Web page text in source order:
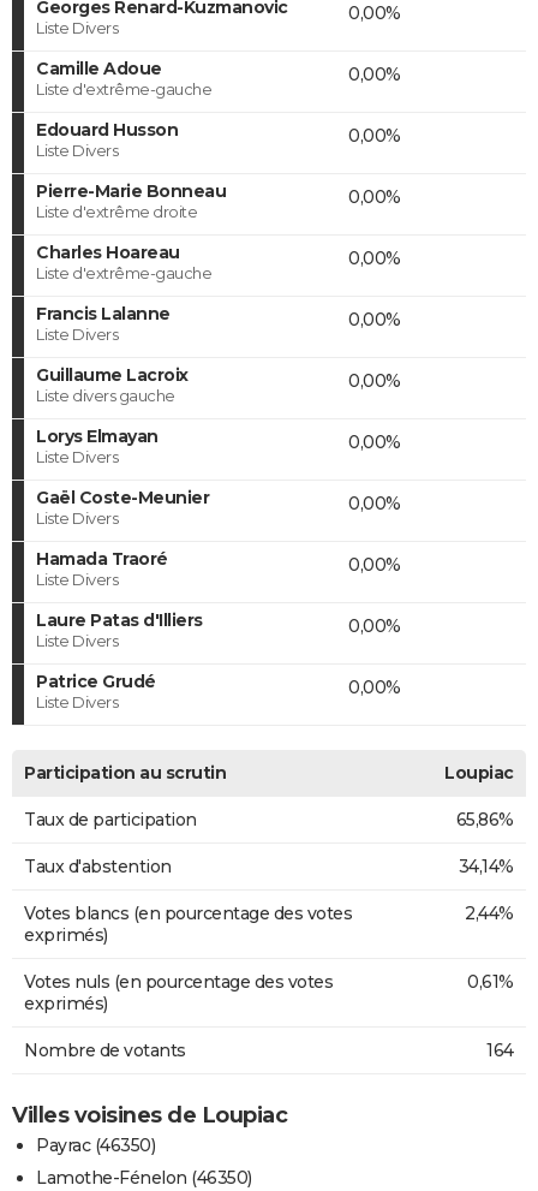
Georges Renard-Kuzmanovic
Liste Divers
0,00%
Camille Adoue
Liste d'extrême-gauche
0,00%
Edouard Husson
Liste Divers
0,00%
Pierre-Marie Bonneau
Liste d'extrême droite
0,00%
Charles Hoareau
Liste d'extrême-gauche
0,00%
Francis Lalanne
Liste Divers
0,00%
Guillaume Lacroix
Liste divers gauche
0,00%
Lorys Elmayan
Liste Divers
0,00%
Gaël Coste-Meunier
Liste Divers
0,00%
Hamada Traoré
Liste Divers
0,00%
Laure Patas d'Illiers
Liste Divers
0,00%
Patrice Grudé
Liste Divers
0,00%
Participation au scrutin Loupiac
Taux de participation 65,86%
Taux d'abstention 34,14%
Votes blancs (en pourcentage des votes
exprimés)
2,44%
Votes nuls (en pourcentage des votes
exprimés)
0,61%
Nombre de votants 164
Villes voisines de Loupiac
Payrac (46350)
Lamothe-Fénelon (46350)